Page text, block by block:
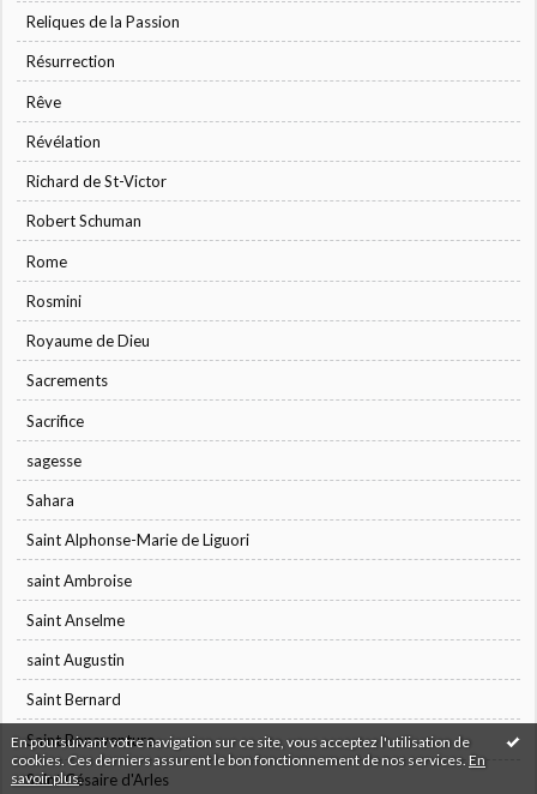
En poursuivant votre navigation sur ce site, vous acceptez l'utilisation de
cookies. Ces derniers assurent le bon fonctionnement de nos services. En
savoir plus.
Reliques de la Passion
Résurrection
Rêve
Révélation
Richard de St-Victor
Robert Schuman
Rome
Rosmini
Royaume de Dieu
Sacrements
Sacrifice
sagesse
Sahara
Saint Alphonse-Marie de Liguori
saint Ambroise
Saint Anselme
saint Augustin
Saint Bernard
Saint Bonaventure
Saint Césaire d'Arles